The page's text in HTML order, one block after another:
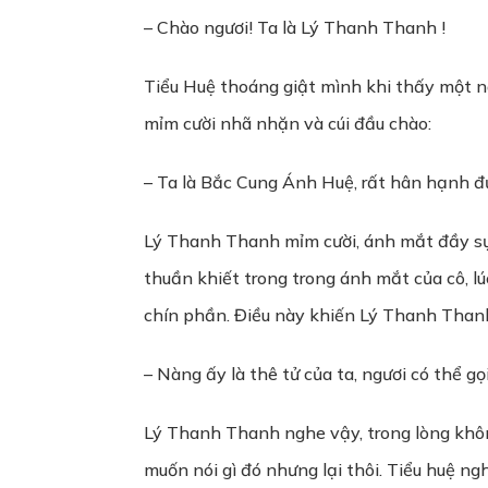
– Chào ngươi! Ta là Lý Thanh Thanh !
Tiểu Huệ thoáng giật mình khi thấy một
mỉm cười nhã nhặn và cúi đầu chào:
– Ta là Bắc Cung Ánh Huệ, rất hân hạnh
Lý Thanh Thanh mỉm cười, ánh mắt đầy
thuần khiết trong trong ánh mắt của cô,
chín phần. Điều này khiến Lý Thanh
– Nàng ấy là thê tử của ta, ngươi có thể
Lý Thanh Thanh nghe vậy, trong lòng
muốn nói gì đó nhưng lại thôi. Tiểu huệ